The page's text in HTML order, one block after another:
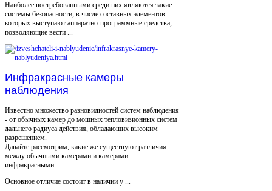
Наиболее востребованными среди них являются такие
системы безопасности, в числе составных элементов
которых выступают аппаратно-программные средства,
позволяющие вести ...
Инфракрасные камеры
наблюдения
Известно множество разновидностей систем наблюдения
- от обычных камер до мощных тепловизионных систем
дальнего радиуса действия, обладающих высоким
разрешением.
Давайте рассмотрим, какие же существуют различия
между обычными камерами и камерами
инфракрасными.
Основное отличие состоит в наличии у ...